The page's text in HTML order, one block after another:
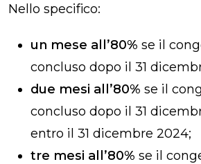
Nello specifico:
un mese all’80% se il
concluso dopo il 31
due mesi all’80% se il
concluso dopo il 31
entro il 31 dicembre 2024;
tre mesi all’80% se il